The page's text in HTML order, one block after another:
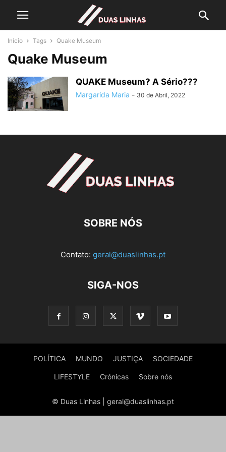
Início Tags Quake Museum
Quake Museum
QUAKE Museum? A Sério???
Margarida Maria - 30 de Abril, 2022
SOBRE NÓS
Contato: geral@duaslinhas.pt
SIGA-NOS
POLÍTICA MUNDO JUSTIÇA SOCIEDADE
LIFESTYLE Crónicas Sobre nós
© Duas Linhas | geral@duaslinhas.pt